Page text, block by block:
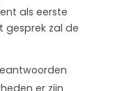
als eerste
gesprek zal de
er zijn